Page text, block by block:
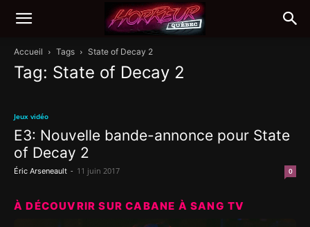
Accueil Tags State of Decay 2
Tag: State of Decay 2
Jeux vidéo
E3: Nouvelle bande-annonce pour State
of Decay 2
Éric Arseneault - 11 juin 2017 0
À DÉCOUVRIR SUR CABANE À SANG TV